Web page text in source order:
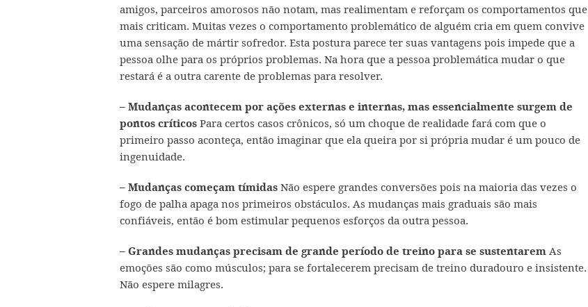
amigos, parceiros amorosos não notam, mas realimentam e reforçam os comportamentos que
mais criticam. Muitas vezes o comportamento problemático de alguém cria em quem convive
uma sensação de mártir sofredor. Esta postura parece ter suas vantagens pois impede que a
pessoa olhe para os próprios problemas. Na hora que a pessoa problemática mudar o que
restará é a outra carente de problemas para resolver.
– Mudanças acontecem por ações externas e internas, mas essencialmente surgem de
pontos críticos Para certos casos crônicos, só um choque de realidade fará com que o
primeiro passo aconteça, então imaginar que ela queira por si própria mudar é um pouco de
ingenuidade.
– Mudanças começam tímidas Não espere grandes conversões pois na maioria das vezes o
fogo de palha apaga nos primeiros obstáculos. As mudanças mais graduais são mais
confiáveis, então é bom estimular pequenos esforços da outra pessoa.
– Grandes mudanças precisam de grande período de treino para se sustentarem As
emoções são como músculos; para se fortalecerem precisam de treino duradouro e insistente.
Não espere milagres.